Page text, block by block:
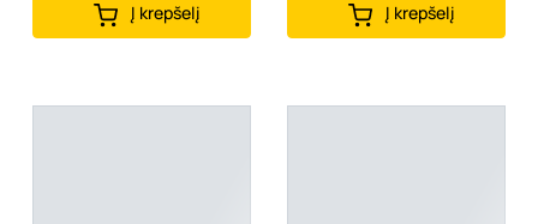
Į krepšelį Į krepšelį